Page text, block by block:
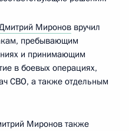
Миронов вручил
пребывающим
и принимающим
в боевых операциях,
СВО, а также отдельным
Миронов также